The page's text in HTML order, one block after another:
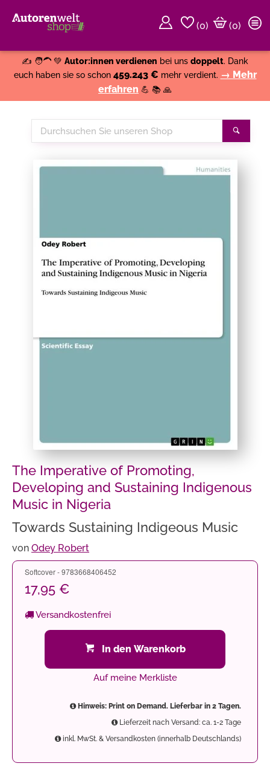
(0)
(0)
✍️ 🧑‍🦱 💚 Autor:innen verdienen bei uns doppelt. Dank
euch haben sie so schon 459.243 € mehr verdient. → Mehr
erfahren 💪 📚 🙏
Durchsuchen
Sie
Shop
The Imperative of Promoting,
Developing and Sustaining Indigenous
Music in Nigeria
Towards Sustaining Indigeous Music
von Odey Robert
Softcover - 9783668406452
17,95 €
Versandkostenfrei
In den Warenkorb
Auf meine Merkliste
Hinweis: Print on Demand. Lieferbar in 2 Tagen.
Lieferzeit nach Versand: ca. 1-2 Tage
inkl. MwSt. & Versandkosten (innerhalb Deutschlands)